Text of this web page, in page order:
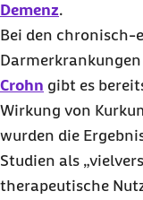
Demenz.
Bei den chronisch-
Darmerkrankungen
Crohn gibt es
Wirkung von
wurden die
Studien als
therapeutische